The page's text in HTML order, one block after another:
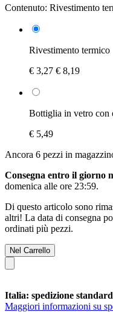
Contenuto: Rivestimento
Rivestimento termico
€ 3,27 € 8,19
Bottiglia in vetro con
€ 5,49
Ancora 6 pezzi in
Consegna entro il giorno
domenica alle ore 23:59.
Di questo articolo sono
altri! La data di consegna
ordinati più pezzi.
Nel Carrello
Italia: spedizione
Maggiori informazioni su